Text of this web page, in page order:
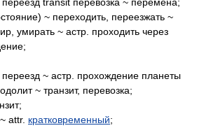
~ переходить, переезжать ~
умирать ~ астр. проходить через
~ астр. прохождение планеты
~ транзит, перевозка;
attr. кратковременный;